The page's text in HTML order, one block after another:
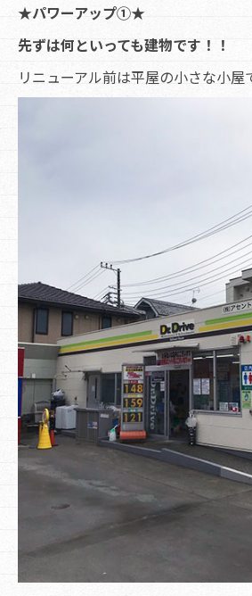
★パワーアップ①★
先ずは何といっても建物です！！
リニューアル前は平屋の小さな小